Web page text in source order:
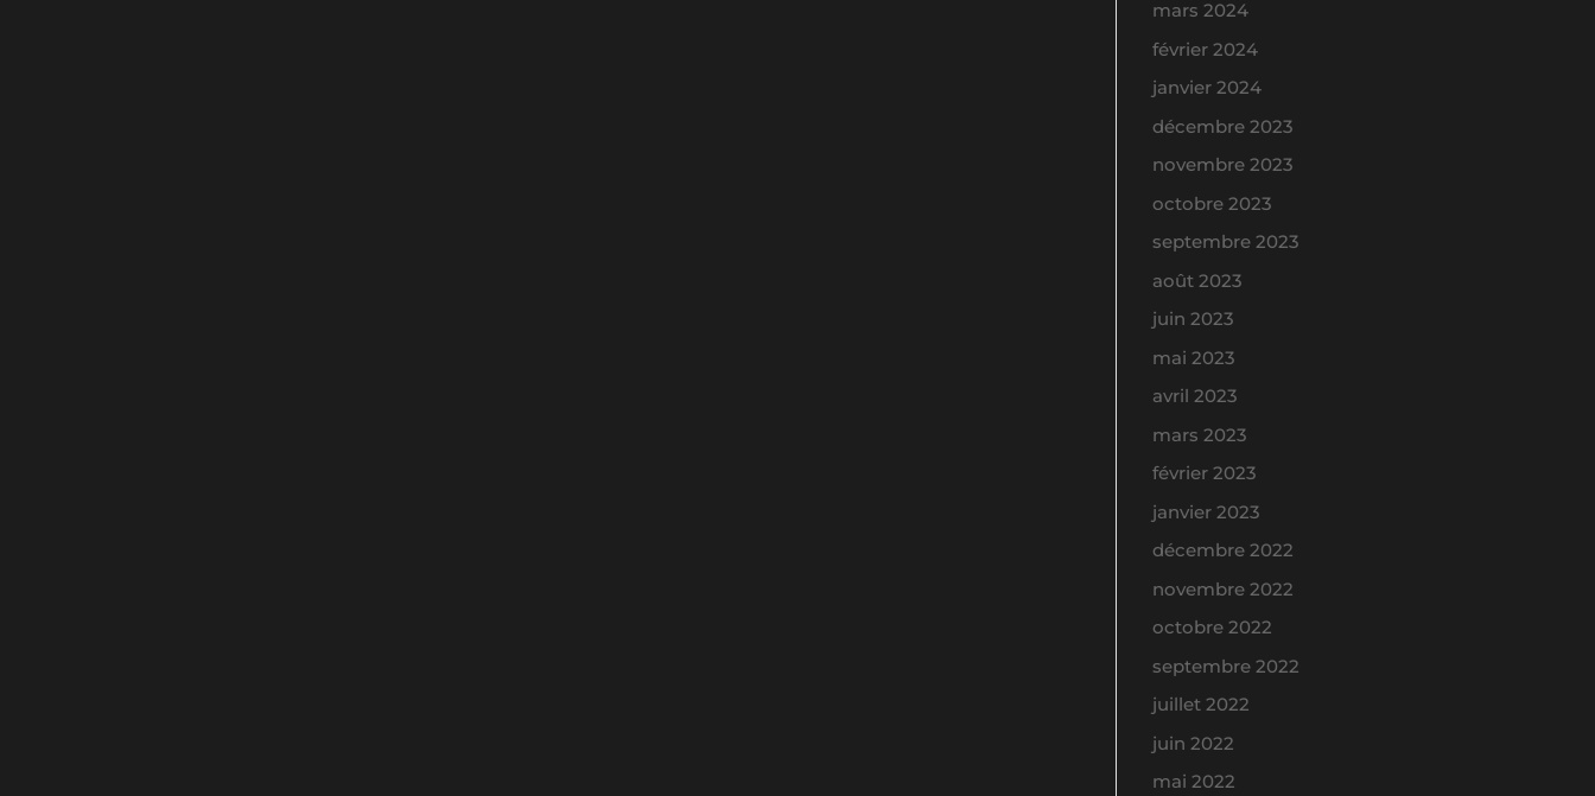
mars 2024
février 2024
janvier 2024
décembre 2023
novembre 2023
octobre 2023
septembre 2023
août 2023
juin 2023
mai 2023
avril 2023
mars 2023
février 2023
janvier 2023
décembre 2022
novembre 2022
octobre 2022
septembre 2022
juillet 2022
juin 2022
mai 2022